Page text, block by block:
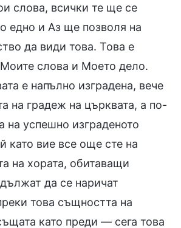
слова, всички те ще се
едно и Аз ще позволя на
да види това. Това е
слова и Моето дело.
е напълно изградена, вече
на градеж на църквата, а по-
на успешно изграденото
като вие все още сте на
на хората, обитаващи
да се наричат
това същността на
като преди — сега това